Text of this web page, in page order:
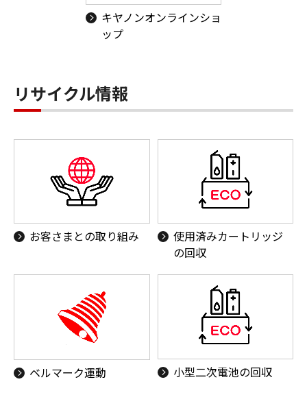
キヤノンオンラインショ
ップ
リサイクル情報
お客さまとの取り組み
使用済みカートリッジ
の回収
ベルマーク運動 小型二次電池の回収